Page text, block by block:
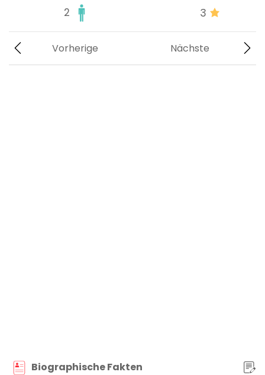
2 3
Nächste
Vorherige
Biographische Fakten